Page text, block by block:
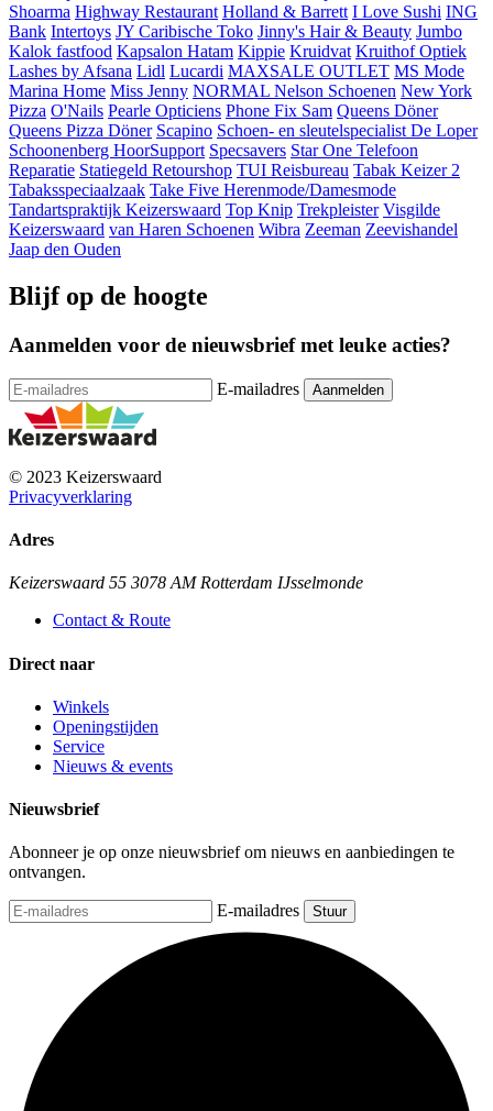
Shoarma Highway Restaurant Holland & Barrett I Love Sushi ING
Bank Intertoys JY Caribische Toko Jinny's Hair & Beauty Jumbo
Kalok fastfood Kapsalon Hatam Kippie Kruidvat Kruithof Optiek
Lashes by Afsana Lidl Lucardi MAXSALE OUTLET MS Mode
Marina Home Miss Jenny NORMAL Nelson Schoenen New York
Pizza O'Nails Pearle Opticiens Phone Fix Sam Queens Döner
Queens Pizza Döner Scapino Schoen- en sleutelspecialist De Loper
Schoonenberg HoorSupport Specsavers Star One Telefoon
Reparatie Statiegeld Retourshop TUI Reisbureau Tabak Keizer 2
Tabaksspeciaalzaak Take Five Herenmode/Damesmode
Tandartspraktijk Keizerswaard Top Knip Trekpleister Visgilde
Keizerswaard van Haren Schoenen Wibra Zeeman Zeevishandel
Jaap den Ouden
Blijf op de hoogte
Aanmelden voor de nieuwsbrief met leuke acties?
E-mailadres
© 2023 Keizerswaard
Privacyverklaring
Adres
Keizerswaard 55 3078 AM Rotterdam IJsselmonde
Contact & Route
Direct naar
Winkels
Openingstijden
Service
Nieuws & events
Nieuwsbrief
Abonneer je op onze nieuwsbrief om nieuws en aanbiedingen te
ontvangen.
E-mailadres